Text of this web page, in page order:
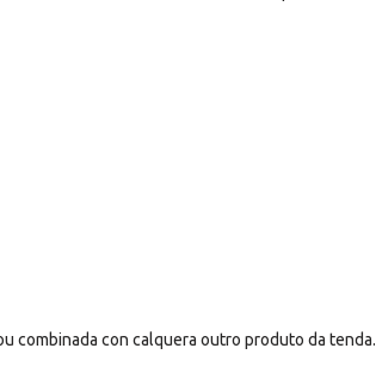
combinada con calquera outro produto da tenda.